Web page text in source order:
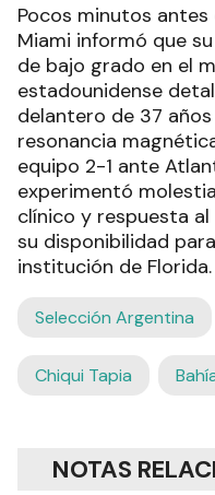
Pocos minutos
Miami informó que
de bajo grado en el
estadounidense
delantero de 37
resonancia
equipo 2-1 ante
experimentó
clínico y respuesta
su disponibilidad
institución de Florida.
Selección Argentina
Chiqui Tapia
NOTAS